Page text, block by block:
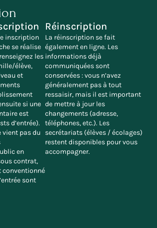
inscription
se réalise
les
élève,
et
si une
est
d’entrée).
vient pas du
en
contrat,
conventionné
sont
Réinscription
La réinscription se fait
également en ligne. Les
informations déjà
communiquées sont
conservées : vous n’avez
généralement pas à tout
ressaisir, mais il est important
de mettre à jour les
changements (adresse,
téléphones, etc.). Les
secrétariats (élèves / écolages)
restent disponibles pour vous
accompagner.